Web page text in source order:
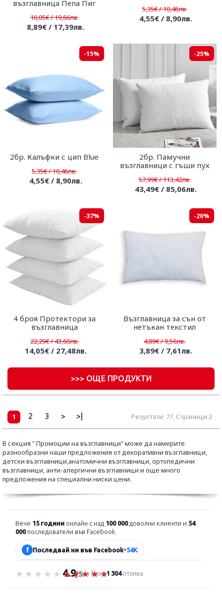
възглавница Пепа Пиг
10,05€ / 19,66лв.
8,89€ / 17,39лв.
5,35€ / 10,46лв.
4,55€ / 8,90лв.
-15%
2бр. Калъфки с цип Blue
5,35€ / 10,46лв.
4,55€ / 8,90лв.
-25%
2бр. Памучни
възглавници с гъши пух
57,99€ / 113,42лв.
43,49€ / 85,06лв.
-37%
4 броя Протектори за
възглавница
22,29€ / 43,60лв.
14,05€ / 27,48лв.
-20%
Възглавница за сън от
нетъкан текстил
4,89€ / 9,56лв.
3,89€ / 7,61лв.
>>> ОЩЕ ПРОДУКТИ
1 2 3 > >| Резултати: 77, Страници:3
В секция " Промоции на възглавници" може да намерите
разнообразни наши предложения от декоративни възглавници,
детски възглавници,анатомични възглавници, ортопедични
възглавници, анти-алергични възглавници и още много
предложения на специални ниски цени.
Вече 15 години онлайн с над 100 000доволни клиенти и 54
000последователи във Facebook.
f Последвай ни във Facebook•54K
Оценка 4.9 от 5
4.9/5на база1 304отзива